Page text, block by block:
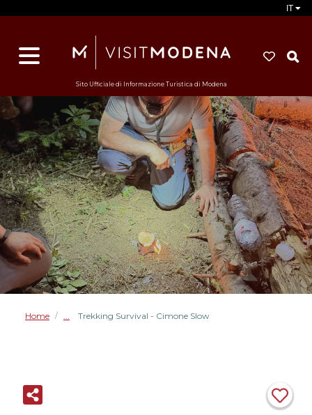
IT
Sito Ufficiale di Informazione Turistica di Modena
Home / Trekking Survival - Cimone Slow